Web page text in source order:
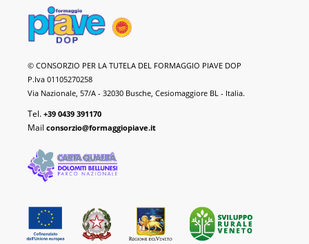
Formaggio
Piave
DOP
© CONSORZIO PER LA TUTELA DEL FORMAGGIO PIAVE DOP
P.Iva 01105270258
Via Nazionale, 57/A - 32030 Busche, Cesiomaggiore BL - Italia.
Tel. +39 0439 391170
Mail consorzio@formaggiopiave.it